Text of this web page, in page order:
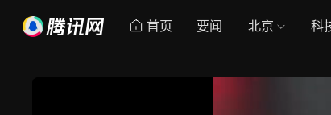
首页 要闻 北京 科